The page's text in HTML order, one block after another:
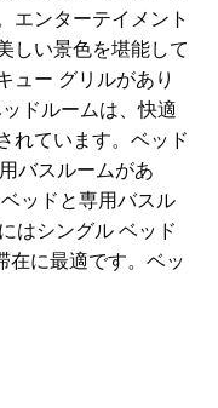
エンターテイメント
しい景色を堪能して
ュー グリルがあり
ドルームは、快適
れています。ベッド
バスルームがあ
ッドと専用バスル
はシングル ベッド
在に最適です。ベッ
絵のように美しい景
には、広々としたベ